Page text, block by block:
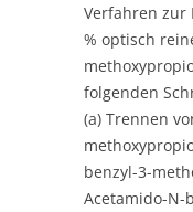
Verfahren zur
% optisch
folgenden
(a) Trennen
benzyl-3-
Acetamido-N-